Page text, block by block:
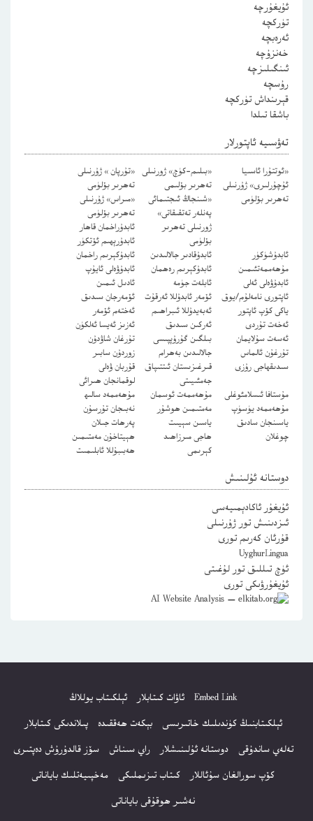
ئۇيغۇرچە
تۈركچە
ئەرەبچە
خەنزۇچە
ئىنگىلىزچە
رۇسچە
قېرىنداش تۈركچە
باشقا تىلدا
تەۋسىيە ئاپتورلار
«ئوتتۇرا ئاسىيا
ئۇچۇرلىرى» ژۇرنىلى
تەھرىر بۆلۈمى
«بىلىم-كۈچ» ژورنىلى
تەھرىر بۆلىمى
«تۇرپان » ژۇرنىلى
تەھرىر بۆلۈمى
«شىنجاڭ ئىجتىمائى
پەنلەر تەتقىقاتى»
ژورنىلى تەھرىر
بۆلۈمى
«مىراس» ژۇرنىلى
تەھرىر بۆلۈمى
ئابدۇراخمان قاھار
ئابدۇرېھىم ئۆتكۈر
ئابدۇشۈكۈر
مۇھەممەتئىمىن
ئابدۇقادىر جالالىدىن
ئابدۇكېرىم راخمان
ئابدۇكېرىم رەھمان
ئابدۇۋەلى ئايۇپ
ئابدۇۋەلى ئەلى
ئابلەت جۈمە
ئادىل ئىمىن
ئاپتورى نامەلۇم/يوق
ياكى كۆپ ئاپتور
ئۆمەر ئابدۇللا ئەرقۇت
ئۆمەرجان سىدىق
ئەبەيدۇللا ئىبراھىم
ئەختەم ئۆمەر
ئەخەت تۇردى
ئەركىن سىدىق
ئەزىز ئەيسا ئەلكۈن
ئەسەت سۇلايمان
بىلگىن گۇرۇپپىسى
تۇرغان شاۋدۇن
تۇرغۇن ئالماس
جالالىدىن بەھرام
زوردۇن سابىر
سىدىقھاجى رۇزى
قىرغىزىستان ئىتتىپاق
جەمئىيىتى
قۇربان ۋەلى
لوقمانجان ھىرائى
مۇستافا ئىسلامئوغلى
مۇھەممەت ئوسمان
مۇھەممەد سالىھ
مۇھەممەد يۈسۈپ
مەمتىمىن ھوشۇر
نەبىجان تۇرسۇن
ياسىنجان سادىق
چوغلان
ياسىن سېيىت
پەرھات جىلان
ھاجى مىرزاھىد
كېرىمى
ھېيتاخۇن مەمتىمىن
ھەبىبۇللا ئابلىمىت
دوستانە ئۇلىنىش
ئۇيغۇر ئاكادېمىيەسى
ئىزدىنىش تور ژۇرنىلى
قۇرئان كەرىم تورى
UyghurLingua
ئۈچ تىللىق تور لۇغىتى
ئۇيغۇرۋىكى تورى
Embed Link ئاۋات كىتابلار
ئېلكىتاب يوللاڭ
ئېلكىتابنىڭ كۈندىلىك خاتىرىسى
بېكەت ھەققىدە
پىلاندىكى كىتابلار
تەلەي ساندۇقى
دوستانە ئۇلىنىشلار راي سىناش
سۆز قالدۇرۇش دەپتىرى
كۆپ سورالغان سۇئاللار
كىتاب تىزىملىكى
مەخپىيەتلىك باياناتى
نەشىر ھوقۇقى باياناتى